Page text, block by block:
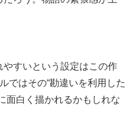
やすいという設定はこの作
ではその“勘違いを利用した
面白く描かれるかもしれな